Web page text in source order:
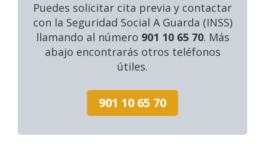
Puedes solicitar cita previa y contactar
con la Seguridad Social A Guarda (INSS)
llamando al número 901 10 65 70. Más
abajo encontrarás otros teléfonos
útiles.
901 10 65 70